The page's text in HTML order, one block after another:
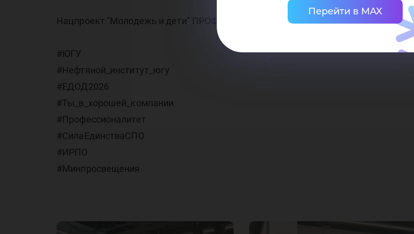
Перейти в MAX
Нацпроект "Молодежь и дети" ПРОФЕССИОНАЛИТЕТ Федеральный проект
#ЮГУ
#Нефтяной_институт_югу
#ЕДОД2026
#Ты_в_хорошей_компании
#Профессионалитет
#СилаЕдинстваСПО
#ИРПО
#Минпросвещения